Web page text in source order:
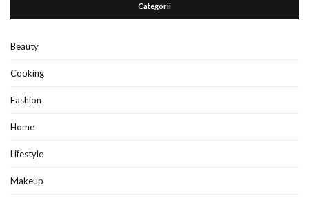
Categorii
Beauty
Cooking
Fashion
Home
Lifestyle
Makeup